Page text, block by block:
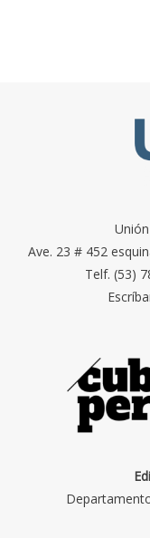
Ave. 23 # 452
Telf. (53)